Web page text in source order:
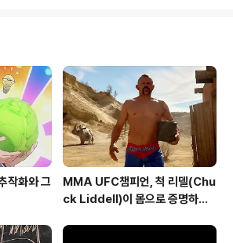
피라이터로 광고업계에 입
(Creative Director, CD)가
에서 크리에이티비티의 가치
야기가 공개됐다. 한국광고
채널 팡고TV와 브랜드브리
작화와 그
MMA UFC챔피언, 척 리델(Chu
ck Liddell)이 몸으로 증명하는
리(Autozone Duralast Batt